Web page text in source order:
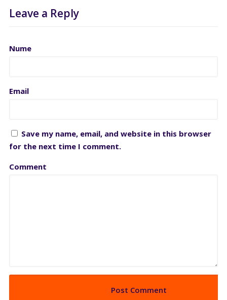
Leave a Reply
Nume
Email
Save my name, email, and website in this browser
for the next time I comment.
Comment